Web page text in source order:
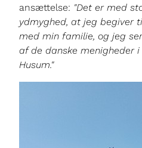
ansættelse: "Det er med
ydmyghed, at jeg begiver
med min familie, og jeg
af de danske menigheder
Husum."